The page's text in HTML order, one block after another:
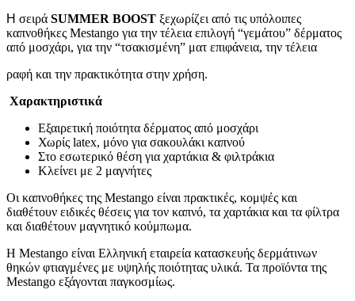
Η σειρά SUMMER BOOST ξεχωρίζει από τις υπόλοιπες
καπνοθήκες Mestango για την τέλεια επιλογή “γεμάτου” δέρματος
από μοσχάρι, για την “τσακισμένη” ματ επιφάνεια, την τέλεια
ραφή και την πρακτικότητα στην χρήση.
Χαρακτηριστικά
Εξαιρετική ποιότητα δέρματος από μοσχάρι
Χωρίς latex, μόνο για σακουλάκι καπνού
Στο εσωτερικό θέση για χαρτάκια & φιλτράκια
Κλείνει με 2 μαγνήτες
Οι καπνοθήκες της Mestango είναι πρακτικές, κομψές και
διαθέτουν ειδικές θέσεις για τον καπνό, τα χαρτάκια και τα φίλτρα
και διαθέτουν μαγνητικό κούμπωμα.
Η Mestango είναι Ελληνική εταιρεία κατασκευής δερμάτινων
θηκών φτιαγμένες με υψηλής ποιότητας υλικά. Τα προϊόντα της
Mestango εξάγονται παγκοσμίως.